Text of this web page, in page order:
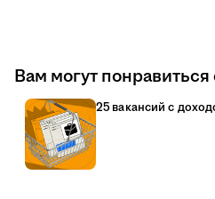
Вам могут понравиться
25 вакансий с